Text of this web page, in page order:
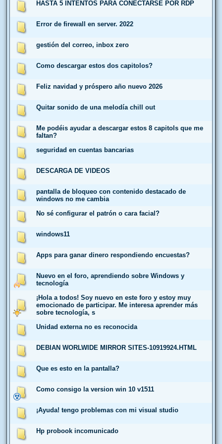
HASTA 5 INTENTOS PARA CONECTARSE POR RDP
Error de firewall en server. 2022
gestión del correo, inbox zero
Como descargar estos dos capitolos?
Feliz navidad y próspero año nuevo 2026
Quitar sonido de una melodía chill out
Me podéis ayudar a descargar estos 8 capitols que me
faltan?
seguridad en cuentas bancarias
DESCARGA DE VIDEOS
pantalla de bloqueo con contenido destacado de
windows no me cambia
No sé configurar el patrón o cara facial?
windows11
Apps para ganar dinero respondiendo encuestas?
Nuevo en el foro, aprendiendo sobre Windows y
tecnología
¡Hola a todos! Soy nuevo en este foro y estoy muy
emocionado de participar. Me interesa aprender más
sobre tecnología, s
Unidad externa no es reconocida
DEBIAN WORLWIDE MIRROR SITES-10919924.HTML
Que es esto en la pantalla?
Como consigo la version win 10 v1511
¡Ayuda! tengo problemas con mi visual studio
Hp probook incomunicado